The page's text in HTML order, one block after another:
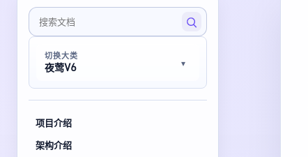
切换大类
夜莺V6
项目介绍
架构介绍